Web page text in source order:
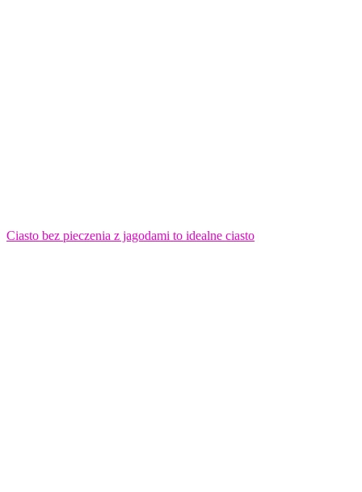
Ciasto bez pieczenia z jagodami to idealne ciasto